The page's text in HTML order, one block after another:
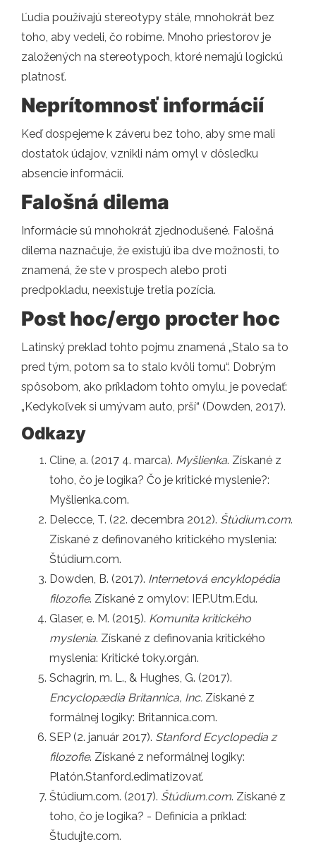
Ľudia používajú stereotypy stále, mnohokrát bez
toho, aby vedeli, čo robíme. Mnoho priestorov je
založených na stereotypoch, ktoré nemajú logickú
platnosť.
Neprítomnosť informácií
Keď dospejeme k záveru bez toho, aby sme mali
dostatok údajov, vznikli nám omyl v dôsledku
absencie informácií.
Falošná dilema
Informácie sú mnohokrát zjednodušené. Falošná
dilema naznačuje, že existujú iba dve možnosti, to
znamená, že ste v prospech alebo proti
predpokladu, neexistuje tretia pozícia.
Post hoc/ergo procter hoc
Latinský preklad tohto pojmu znamená „Stalo sa to
pred tým, potom sa to stalo kvôli tomu“. Dobrým
spôsobom, ako príkladom tohto omylu, je povedať:
„Kedykoľvek si umývam auto, prší“ (Dowden, 2017).
Odkazy
Cline, a. (2017 4. marca). Myšlienka. Získané z
toho, čo je logika? Čo je kritické myslenie?:
Myšlienka.com.
Delecce, T. (22. decembra 2012). Štúdium.com.
Získané z definovaného kritického myslenia:
Štúdium.com.
Dowden, B. (2017). Internetová encyklopédia
filozofie. Získané z omylov: IEP.Utm.Edu.
Glaser, e. M. (2015). Komunita kritického
myslenia. Získané z definovania kritického
myslenia: Kritické toky.orgán.
Schagrin, m. L., & Hughes, G. (2017).
Encyclopædia Britannica, Inc. Získané z
formálnej logiky: Britannica.com.
SEP (2. január 2017). Stanford Ecyclopedia z
filozofie. Získané z neformálnej logiky:
Platón.Stanford.edimatizovať.
Štúdium.com. (2017). Štúdium.com. Získané z
toho, čo je logika? - Definícia a príklad:
Študujte.com.